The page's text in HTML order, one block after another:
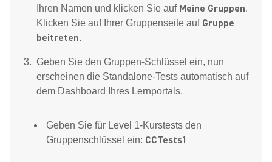
Ihren Namen und klicken Sie auf Meine Gruppen.
Klicken Sie auf Ihrer Gruppenseite aufGruppe
beitreten.
Geben Sie den Gruppen-Schlüssel ein, nun
erscheinen die Standalone-Tests automatisch auf
dem Dashboard Ihres Lernportals.
Geben Sie für Level 1-Kurstests den
Gruppenschlüssel ein: CCTests1